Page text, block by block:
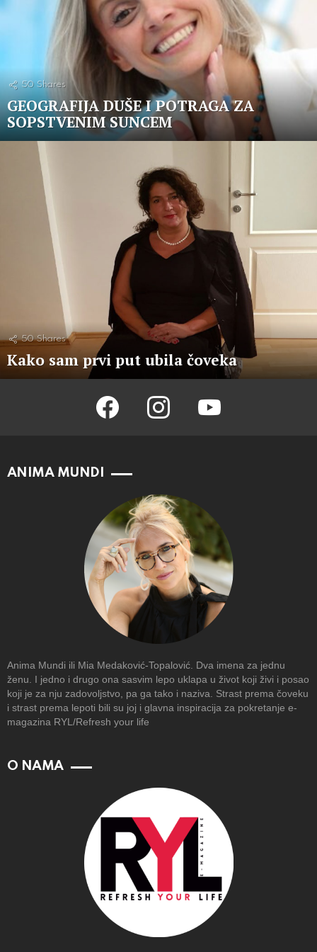
50 Shares
GEOGRAFIJA DUŠE I POTRAGA ZA
SOPSTVENIM SUNCEM
50 Shares
Kako sam prvi put ubila čoveka
facebook instagram youtube
ANIMA MUNDI
Anima Mundi ili Mia Medaković-Topalović. Dva imena za jednu
ženu. I jedno i drugo ona sasvim lepo uklapa u život koji živi i posao
koji je za nju zadovoljstvo, pa ga tako i naziva. Strast prema čoveku
i strast prema lepoti bili su joj i glavna inspiracija za pokretanje e-
magazina RYL/Refresh your life
O NAMA